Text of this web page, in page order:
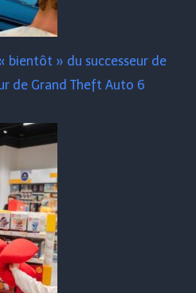
bientôt » du successeur de
de Grand Theft Auto 6